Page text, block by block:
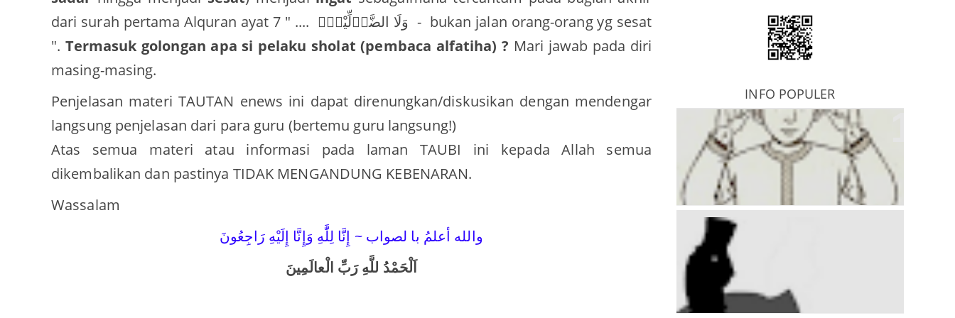
dari surah pertama Alquran ayat 7 " .... وَلَا الضَّاۤلِّيْنَࣖ - bukan jalan orang-orang yg sesat
". Termasuk golongan apa si pelaku sholat (pembaca alfatiha) ? Mari jawab pada diri
masing-masing.
Penjelasan materi TAUTAN enews ini dapat direnungkan/diskusikan dengan mendengar
langsung penjelasan dari para guru (bertemu guru langsung!)
Atas semua materi atau informasi pada laman TAUBI ini kepada Allah semua
dikembalikan dan pastinya TIDAK MENGANDUNG KEBENARAN.
Wassalam
والله أعلمُ ﺑﺎ ﻟﺼﻮﺍﺏ ~ إِنَّا لِلَّٰهِ وَإِنَّا إِلَيْهِ رَاجِعُونَ
اَلْحَمْدُ للَّهِ رَبِّ الْعالَمِينَ
INFO POPULER
Hikmah Sholat - Posisi 1
Hikmah Sholat (qolbi)